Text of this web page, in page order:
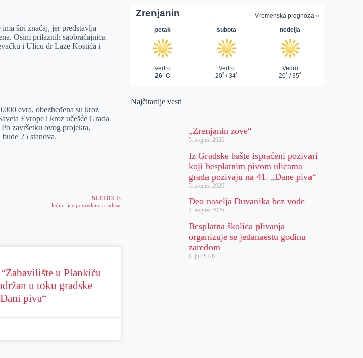
širi značaj, jer predstavlja
Osim prilaznih saobraćajnica
i Ulicu dr Laze Kostića i
evra, obezbeđena su kroz
Evrope i kroz učešće Grada
završetku ovog projekta,
bude 25 stanova.
SLEDEĆE
Jedno lice povređeno u udesu
u Plankiću
u toku gradske
piva“
Najčitanije vesti
„Zrenjanin zove“
5. avgust 2026.
Iz Gradske bašte ispraćeni pozivari
koji besplatnim pivom ulicama
grada pozivaju na 41. „Dane piva“
5. avgust 2026.
Deo naselja Duvanika bez vode
4. avgust 2026.
Besplatna školica plivanja
organizuje se jedanaestu godinu
zaredom
8. jul 2026.